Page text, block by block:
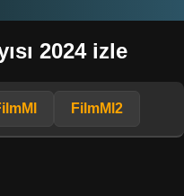
2024 izle
FilmMl2